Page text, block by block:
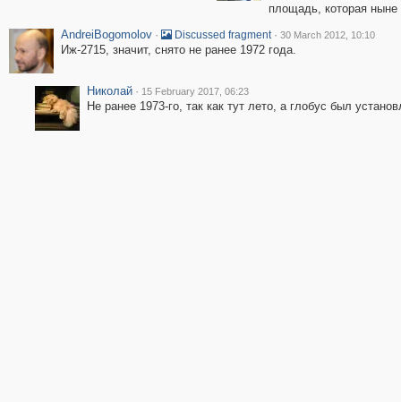
площадь, которая ныне
AndreiBogomolov · Discussed fragment · 30 March 2012, 10:10
Иж-2715, значит, снято не ранее 1972 года.
Николай · 15 February 2017, 06:23
Не ранее 1973-го, так как тут лето, а глобус был